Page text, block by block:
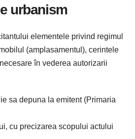
urbanism
elementele privind regimul
(amplasamentul), cerintele
în vederea autorizarii
sa depuna la emitent (Primaria
cu precizarea scopului actului